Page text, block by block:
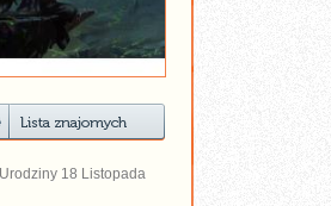
Urodziny 18 Listopada